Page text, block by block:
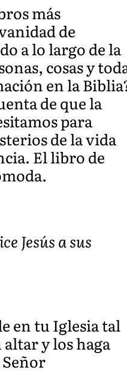
más
de
a lo largo de la
cosas y
en la
de que la
para
de la vida
El libro de
Jesús a sus
en tu Iglesia tal
y los haga